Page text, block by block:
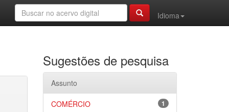
Idioma
Sugestões de pesquisa
Assunto
1
COMÉRCIO